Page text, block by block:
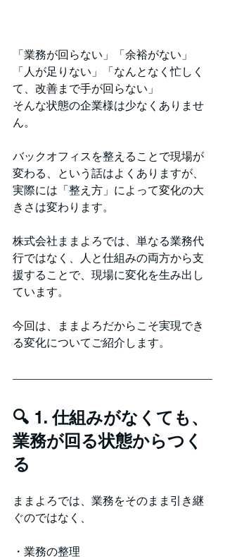
「業務が回らない」「余裕がない」
「人が足りない」「なんとなく忙しく
て、改善まで手が回らない」
そんな状態の企業様は少なくありませ
ん。
バックオフィスを整えることで現場が
変わる、という話はよくありますが、
実際には「整え方」によって変化の大
きさは変わります。
株式会社ままよろでは、単なる業務代
行ではなく、人と仕組みの両方から支
援することで、現場に変化を生み出し
ています。
今回は、ままよろだからこそ実現でき
る変化についてご紹介します。
🔍 1. 仕組みがなくても、
業務が回る状態からつく
る
ままよろでは、業務をそのまま引き継
ぐのではなく、
・業務の整理